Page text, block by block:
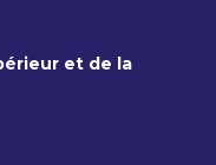
et de la